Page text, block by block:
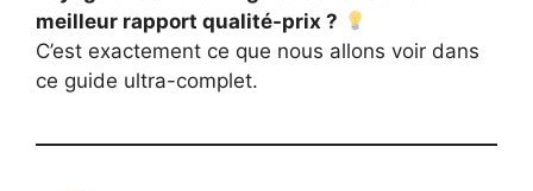
meilleur rapport qualité-prix ?
C’est exactement ce que nous allons voir dans
ce guide ultra-complet.